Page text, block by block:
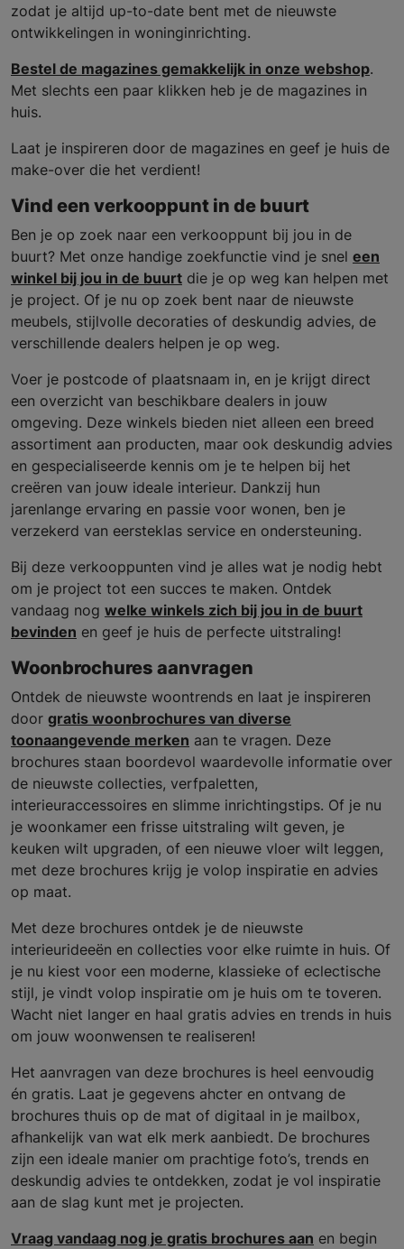
zodat je altijd up-to-date bent met de nieuwste
ontwikkelingen in woninginrichting.
Bestel de magazines gemakkelijk in onze webshop.
Met slechts een paar klikken heb je de magazines in
huis.
Laat je inspireren door de magazines en geef je huis de
make-over die het verdient!
Vind een verkooppunt in de buurt
Ben je op zoek naar een verkooppunt bij jou in de
buurt? Met onze handige zoekfunctie vind je snel een
winkel bij jou in de buurt die je op weg kan helpen met
je project. Of je nu op zoek bent naar de nieuwste
meubels, stijlvolle decoraties of deskundig advies, de
verschillende dealers helpen je op weg.
Voer je postcode of plaatsnaam in, en je krijgt direct
een overzicht van beschikbare dealers in jouw
omgeving. Deze winkels bieden niet alleen een breed
assortiment aan producten, maar ook deskundig advies
en gespecialiseerde kennis om je te helpen bij het
creëren van jouw ideale interieur. Dankzij hun
jarenlange ervaring en passie voor wonen, ben je
verzekerd van eersteklas service en ondersteuning.
Bij deze verkooppunten vind je alles wat je nodig hebt
om je project tot een succes te maken. Ontdek
vandaag nog welke winkels zich bij jou in de buurt
bevinden en geef je huis de perfecte uitstraling!
Woonbrochures aanvragen
Ontdek de nieuwste woontrends en laat je inspireren
door gratis woonbrochures van diverse
toonaangevende merken aan te vragen. Deze
brochures staan boordevol waardevolle informatie over
de nieuwste collecties, verfpaletten,
interieuraccessoires en slimme inrichtingstips. Of je nu
je woonkamer een frisse uitstraling wilt geven, je
keuken wilt upgraden, of een nieuwe vloer wilt leggen,
met deze brochures krijg je volop inspiratie en advies
op maat.
Met deze brochures ontdek je de nieuwste
interieurideeën en collecties voor elke ruimte in huis. Of
je nu kiest voor een moderne, klassieke of eclectische
stijl, je vindt volop inspiratie om je huis om te toveren.
Wacht niet langer en haal gratis advies en trends in huis
om jouw woonwensen te realiseren!
Het aanvragen van deze brochures is heel eenvoudig
én gratis. Laat je gegevens ahcter en ontvang de
brochures thuis op de mat of digitaal in je mailbox,
afhankelijk van wat elk merk aanbiedt. De brochures
zijn een ideale manier om prachtige foto’s, trends en
deskundig advies te ontdekken, zodat je vol inspiratie
aan de slag kunt met je projecten.
Vraag vandaag nog je gratis brochures aan en begin